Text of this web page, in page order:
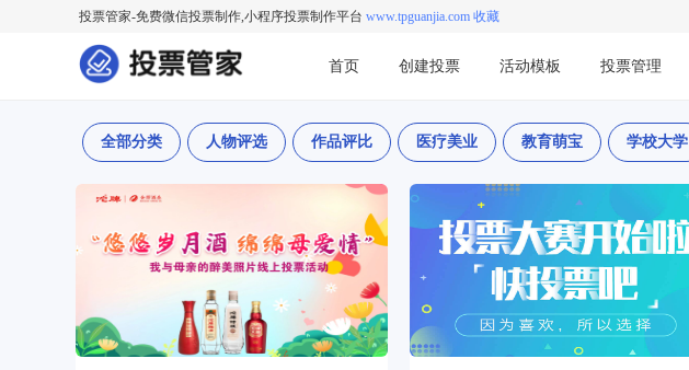
投票管家-免费微信投票制作,小程序投票制作平台 www.tpguanjia.com 收藏
首页 创建投票 活动模板 投票管理
全部分类 人物评选 作品评比 医疗美业 教育萌宝 学校大学